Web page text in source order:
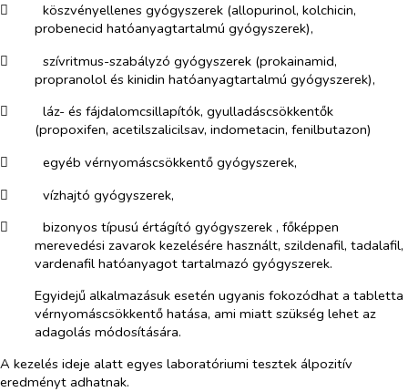
​
köszvényellenes gyógyszerek (allopurinol, kolchicin,
probenecid hatóanyagtartalmú gyógyszerek),
​
szívritmus-szabályzó gyógyszerek (prokainamid,
propranolol és kinidin hatóanyagtartalmú gyógyszerek),
​
láz- és fájdalomcsillapítók, gyulladáscsökkentők
(propoxifen, acetilszalicilsav, indometacin, fenilbutazon)
​
egyéb vérnyomáscsökkentő gyógyszerek,
​
vízhajtó gyógyszerek,
​
bizonyos típusú értágító gyógyszerek , főképpen
merevedési zavarok kezelésére használt, szildenafil, tadalafil,
vardenafil hatóanyagot tartalmazó gyógyszerek.
Egyidejű alkalmazásuk esetén ugyanis fokozódhat a tabletta
vérnyomáscsökkentő hatása, ami miatt szükség lehet az
adagolás módosítására.
A kezelés ideje alatt egyes laboratóriumi tesztek álpozitív
eredményt adhatnak.